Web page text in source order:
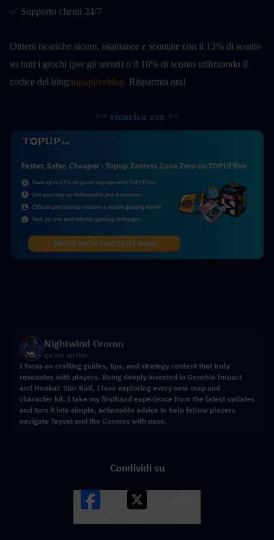
✅ Supporto clienti 24/7
Ottieni ricariche sicure, istantanee e scontate con il 12% di sconto
su tutti i giochi (per gli utenti) o il 10% di sconto utilizzando il
codice del blog:topupliveblog. Risparmia ora!
>> ricarica zzz <<
Nightwind Ororon
game writer
I focus on crafting guides, tips, and strategy content that truly
resonates with players. Being deeply invested in Genshin Impact
and Honkai: Star Rail, I love exploring every new map and
character kit. I take my firsthand experience from the latest updates
and turn it into simple, actionable advice to help fellow players
navigate Teyvat and the Cosmos with ease.
Condividi su